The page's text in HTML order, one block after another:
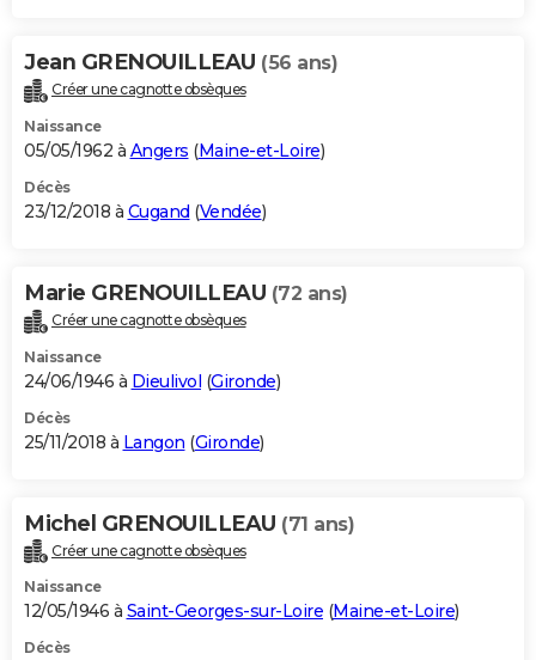
Jean GRENOUILLEAU (56 ans)
Créer une cagnotte obsèques
Naissance
05/05/1962 à Angers (Maine-et-Loire)
Décès
23/12/2018 à Cugand (Vendée)
Marie GRENOUILLEAU (72 ans)
Créer une cagnotte obsèques
Naissance
24/06/1946 à Dieulivol (Gironde)
Décès
25/11/2018 à Langon (Gironde)
Michel GRENOUILLEAU (71 ans)
Créer une cagnotte obsèques
Naissance
12/05/1946 à Saint-Georges-sur-Loire (Maine-et-Loire)
Décès